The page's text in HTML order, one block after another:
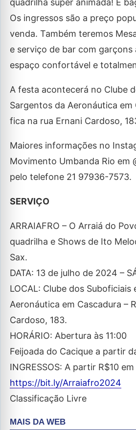
quadrilha super animada! É
Os ingressos são a preço
venda. Também teremos
e serviço de bar com garçons
espaço confortável e
A festa acontecerá no Clube
Sargentos da Aeronáutica em
fica na rua Ernani Cardoso,
Maiores informações no
Movimento Umbanda Rio em
pelo telefone 21 97936-7573.
SERVIÇO
ARRAIAFRO – O Arraiá do
quadrilha e Shows de Ito
Sax.
DATA: 13 de julho de 2024 –
LOCAL: Clube dos Suboficiais
Aeronáutica em Cascadura –
Cardoso, 183.
HORÁRIO: Abertura às 11:00
Feijoada do Cacique a partir
INGRESSOS: A partir R$10 em
https://bit.ly/Arraiafro2024
Classificação Livre